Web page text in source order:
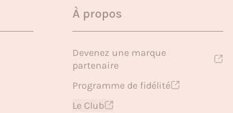
À propos
Devenez une marque
partenaire
Programme de fidélité
Le Club